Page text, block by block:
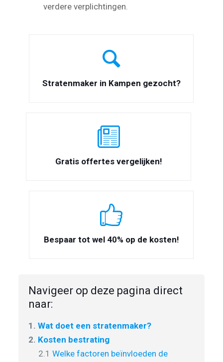
verdere verplichtingen.
Stratenmaker in Kampen gezocht?
Gratis offertes vergelijken!
Bespaar tot wel 40% op de kosten!
Navigeer op deze pagina direct
naar:
1. Wat doet een stratenmaker?
2. Kosten bestrating
2.1 Welke factoren beïnvloeden de